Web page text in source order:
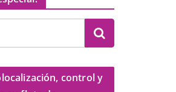
control y